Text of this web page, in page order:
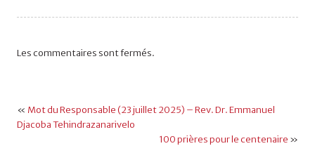
Les commentaires sont fermés.
« Mot du Responsable (23 juillet 2025) – Rev. Dr. Emmanuel
Djacoba Tehindrazanarivelo
100 prières pour le centenaire »